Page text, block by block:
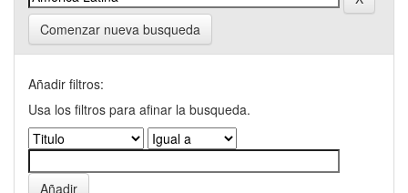
Comenzar nueva busqueda
Añadir filtros:
Usa los filtros para afinar la busqueda.